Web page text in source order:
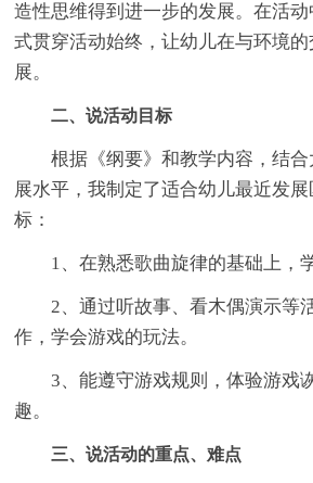
造性思维得到进一步的发展。在活
式贯穿活动始终，让幼儿在与环境
展。
二、说活动目标
根据《纲要》和教学内容，结
展水平，我制定了适合幼儿最近发展
标：
1、在熟悉歌曲旋律的基础上，
2、通过听故事、看木偶演示等
作，学会游戏的玩法。
3、能遵守游戏规则，体验游戏
趣。
三、说活动的重点、难点